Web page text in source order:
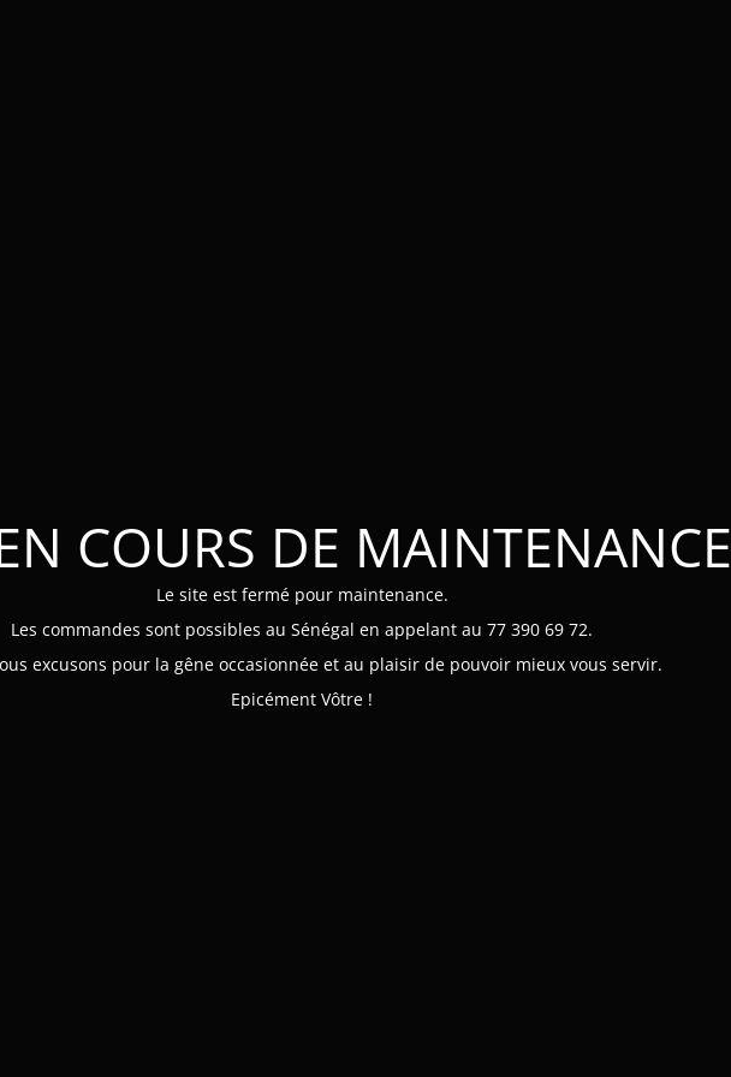
COURS DE MAINTENANCE
Le site est fermé pour maintenance.
Les commandes sont possibles au Sénégal en appelant au 77 390 69 72.
excusons pour la gêne occasionnée et au plaisir de pouvoir mieux vous servir.
Epicément Vôtre !